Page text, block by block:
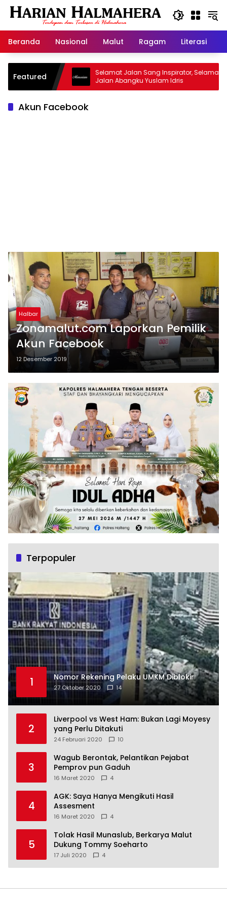
Langsung
Beranda
Nasional Malut Ragam Literasi
Featured
Warisan
Selamat Jalan Sang Inspirator, Selamat
Jalan Abangku Yuslam Idris
Akun Facebook
Halbar
Zonamalut.com Laporkan Pemilik
Akun Facebook
12 Desember 2019
Terpopuler
1 Nomor Rekening Pelaku UMKM Diblokir
27 Oktober 2020 14
2
Liverpool vs West Ham: Bukan Lagi Moyesy
yang Perlu Ditakuti
24 Februari 2020 10
3
Wagub Berontak, Pelantikan Pejabat
Pemprov pun Gaduh
16 Maret 2020 4
4
AGK: Saya Hanya Mengikuti Hasil
Assesment
16 Maret 2020 4
5
Tolak Hasil Munaslub, Berkarya Malut
Dukung Tommy Soeharto
17 Juli 2020 4